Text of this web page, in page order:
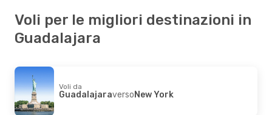
Voli per le migliori destinazioni in
Guadalajara
Voli da
GuadalajaraversoNew York